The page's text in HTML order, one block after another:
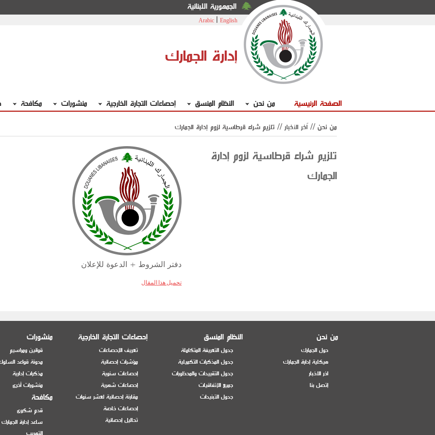
الجمهورية اللبنانية
Arabic English
إدارة الجمارك
الصفحة الرئيسية من نحن النظام المنسق إحصاءات التجارة الخارجية منشورات مكافحة
من نحن // اّخر الأخبار// تلزيم شراء قرطاسية لزوم إدارة الجمارك
دفتر الشروط + الدعوة للإعلان
تحميل هذا المقال
تلزيم شراء قرطاسية لزوم إدارة
الجمارك
من نحن
حول الجمارك
هيكلية إدارة الجمارك
اخر الاخبار
إتصل بنا
النظام المنسق
جدول التعريفة المتكاملة
جدول المذكرات التكميلية
جدول التقييدات والمحظورات
جميع الإتفاقيات
جدول التبنيدات
إحصاءات التجارة الخارجية
تعريف الإحصاءات
مؤشرات إحصائية
إحصاءات سنوية
إحصاءات شهرية
مقارنة إحصائية لعشر سنوات
إحصاءات خاصة
تحاليل إحصائية
منشورات
قوانين ومراسيم
مدونة قواعد
مذكرات إدارية
منشورات أخرى
مكافحة
قدم شكوى
ساعد إدارة
التهريب